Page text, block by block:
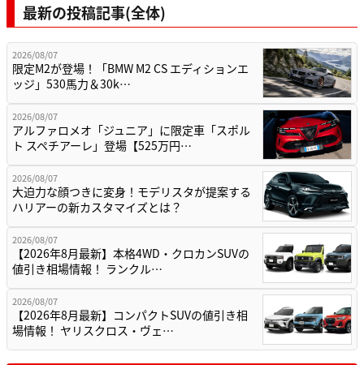
最新の投稿記事(全体)
2026/08/07
限定M2が登場！「BMW M2 CS エディションエ
ッジ」530馬力＆30k…
2026/08/07
アルファロメオ「ジュニア」に限定車「スポル
ト スペチアーレ」登場【525万円…
2026/08/07
大迫力な顔つきに変身！モデリスタが提案する
ハリアーの新カスタマイズとは？
2026/08/07
【2026年8月最新】本格4WD・クロカンSUVの
値引き相場情報！ ランクル…
2026/08/07
【2026年8月最新】コンパクトSUVの値引き相
場情報！ ヤリスクロス・ヴェ…